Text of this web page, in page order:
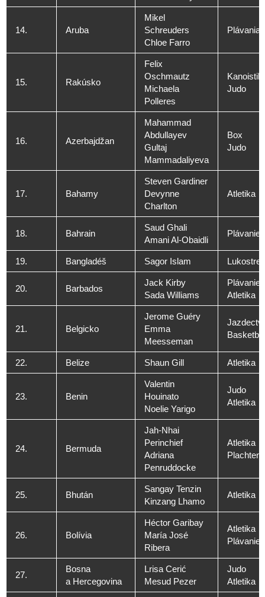
14. Aruba
Mikel
Schreuders
Chloe Farro
Plávania
15. Rakúsko
Felix
Oschmautz
Michaela
Polleres
Judo
16. Azerbajdžan
Mahammad
Abdullayev
Gultaj
Mammadaliyeva
Box
Judo
17. Bahamy
Steven Gardiner
Devynne
Charlton
Atletika
18. Bahrain
Saud Ghali
Amani Al-Obaidli
Plávanie
19. Bangladéš Sagor Islam
20. Barbados
Jack Kirby
Sada Williams
Plávanie
Atletika
21. Belgicko
Jerome Guéry
Emma
Meesseman
Basketbal
22. Belize Shaun Gill Atletika
23. Benin
Valentin
Houinato
Noelie Yarigo
Judo
Atletika
24. Bermuda
Jah-Nhai
Perinchief
Adriana
Penruddocke
Atletika
25. Bhután
Sangay Tenzin
Kinzang Lhamo
Atletika
26. Bolívia
Héctor Garibay
María José
Ribera
Atletika
Plávanie
27.
Bosna
a Hercegovina
Lrisa Cerić
Mesud Pezer
Judo
Atletika